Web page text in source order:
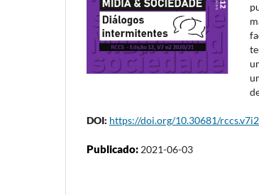
DOI: https://doi.org/10.30681/rccs.v7i2
Publicado: 2021-06-03